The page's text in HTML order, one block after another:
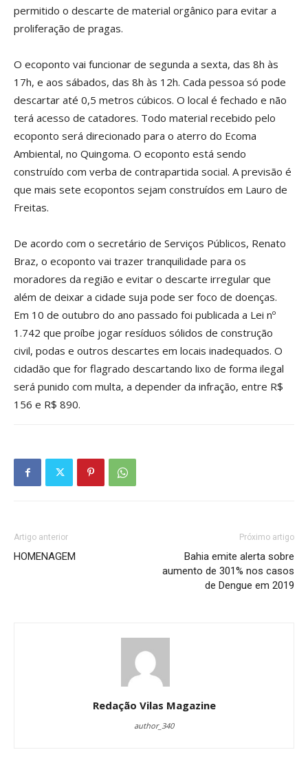
permitido o descarte de material orgânico para evitar a
proliferação de pragas.
O ecoponto vai funcionar de segunda a sexta, das 8h às
17h, e aos sábados, das 8h às 12h. Cada pessoa só pode
descartar até 0,5 metros cúbicos. O local é fechado e não
terá acesso de catadores. Todo material recebido pelo
ecoponto será direcionado para o aterro do Ecoma
Ambiental, no Quingoma. O ecoponto está sendo
construído com verba de contrapartida social. A previsão é
que mais sete ecopontos sejam construídos em Lauro de
Freitas.
De acordo com o secretário de Serviços Públicos, Renato
Braz, o ecoponto vai trazer tranquilidade para os
moradores da região e evitar o descarte irregular que
além de deixar a cidade suja pode ser foco de doenças.
Em 10 de outubro do ano passado foi publicada a Lei nº
1.742 que proíbe jogar resíduos sólidos de construção
civil, podas e outros descartes em locais inadequados. O
cidadão que for flagrado descartando lixo de forma ilegal
será punido com multa, a depender da infração, entre R$
156 e R$ 890.
Artigo anterior
HOMENAGEM
Próximo artigo
Bahia emite alerta sobre
aumento de 301% nos casos
de Dengue em 2019
Redação Vilas Magazine
author_340